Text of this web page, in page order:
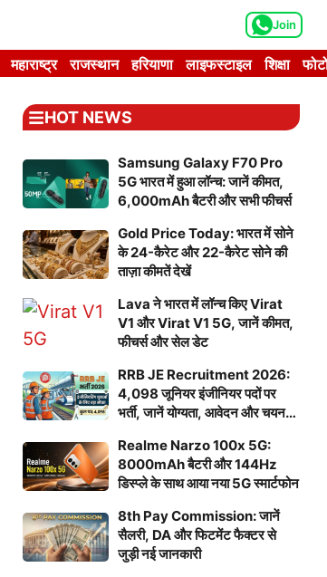
Join
महाराष्ट्र राजस्थान हरियाणा लाइफस्टाइल शिक्षा
HOT NEWS
Samsung Galaxy F70 Pro
5G भारत में हुआ लॉन्च: जानें कीमत,
6,000mAh बैटरी और सभी फीचर्स
Gold Price Today: भारत में सोने
के 24-कैरेट और 22-कैरेट सोने की
ताज़ा कीमतें देखें
Lava ने भारत में लॉन्च किए Virat
V1 और Virat V1 5G, जानें कीमत,
फीचर्स और सेल डेट
RRB JE Recruitment 2026:
4,098 जूनियर इंजीनियर पदों पर
भर्ती, जानें योग्यता, आवेदन और चयन
Realme Narzo 100x 5G:
8000mAh बैटरी और 144Hz
डिस्प्ले के साथ आया नया 5G स्मार्टफोन
8th Pay Commission: जानें
सैलरी, DA और फिटमेंट फैक्टर से
जुड़ी नई जानकारी